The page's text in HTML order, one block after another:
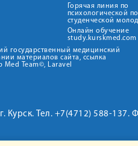
Горячая линия по
психологической
студенческой
Онлайн обучение
study.kurskmed.com
государственный медицинский
материалов сайта, ссылка
Med Team©, Laravel
Курск. Тел. +7(4712) 588-